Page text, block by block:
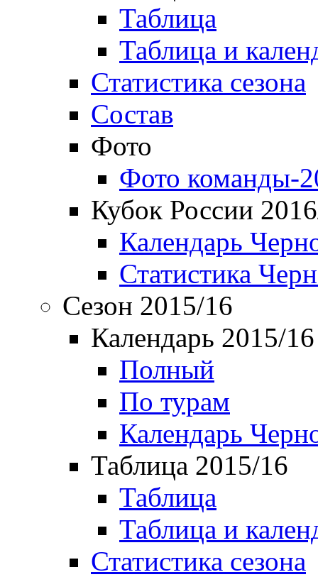
Таблица
Таблица и
Статистика сезона
Состав
Фото
Фото команды-
Кубок России
Календарь
Статистика
Сезон 2015/16
Календарь 2015/16
Полный
По турам
Календарь
Таблица 2015/16
Таблица
Таблица и
Статистика сезона